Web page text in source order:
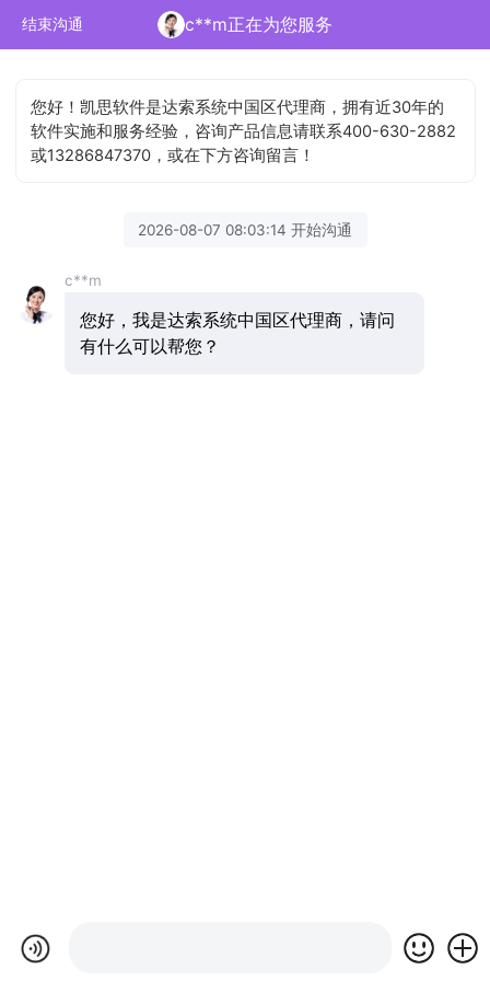
结束沟通 c**m正在为您服务
您好！凯思软件是达索系统中国区代理商，拥有近30年的
软件实施和服务经验，咨询产品信息请联系400-630-2882
或13286847370，或在下方咨询留言！
2026-08-07 08:03:14 开始沟通
c**m
您好，我是达索系统中国区代理商，请问
有什么可以帮您？